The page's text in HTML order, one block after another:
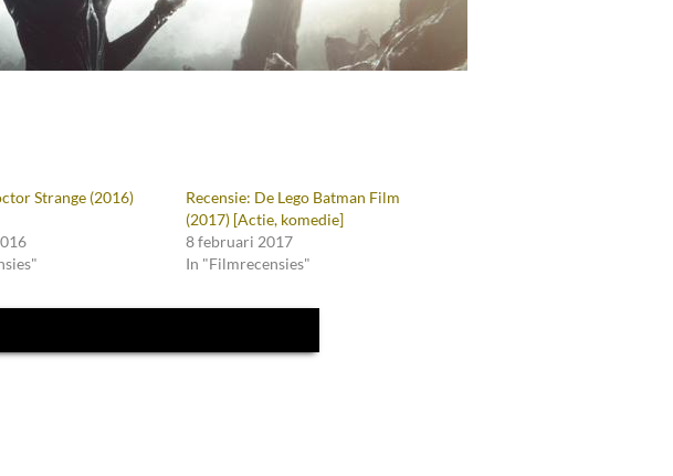
Strange (2016)
Recensie: De Lego Batman Film
(2017) [Actie, komedie]
8 februari 2017
In "Filmrecensies"